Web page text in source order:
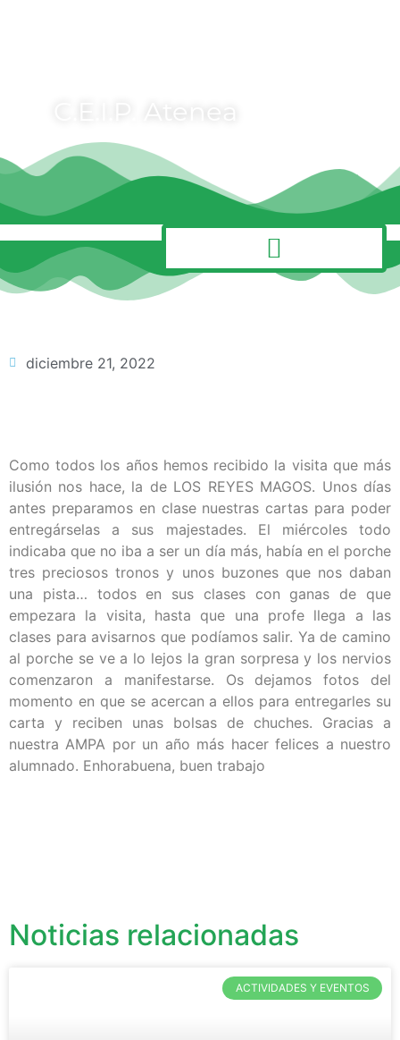
MENÚ
diciembre 21, 2022
Como todos los años hemos recibido la visita que más
ilusión nos hace, la de LOS REYES MAGOS. Unos días
antes preparamos en clase nuestras cartas para poder
entregárselas a sus majestades. El miércoles todo
indicaba que no iba a ser un día más, había en el porche
tres preciosos tronos y unos buzones que nos daban
una pista… todos en sus clases con ganas de que
empezara la visita, hasta que una profe llega a las
clases para avisarnos que podíamos salir. Ya de camino
al porche se ve a lo lejos la gran sorpresa y los nervios
comenzaron a manifestarse. Os dejamos fotos del
momento en que se acercan a ellos para entregarles su
carta y reciben unas bolsas de chuches. Gracias a
nuestra AMPA por un año más hacer felices a nuestro
alumnado. Enhorabuena, buen trabajo
Noticias relacionadas
ACTIVIDADES Y EVENTOS